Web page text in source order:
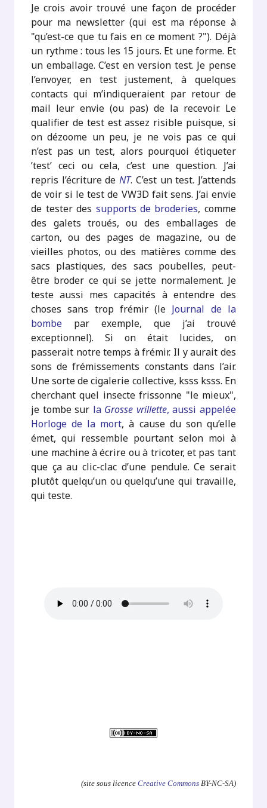
Je crois avoir trouvé une façon de procéder
pour ma newsletter (qui est ma réponse à
"qu’est-ce que tu fais en ce moment ?"). Déjà
un rythme : tous les 15 jours. Et une forme. Et
un emballage. C’est en version test. Je pense
l’envoyer, en test justement, à quelques
contacts qui m’indiqueraient par retour de
mail leur envie (ou pas) de la recevoir. Le
qualifier de test est assez risible puisque, si
on dézoome un peu, je ne vois pas ce qui
n’est pas un test, alors pourquoi étiqueter
’test’ ceci ou cela, c’est une question. J’ai
repris l’écriture deNT. C’est un test. J’attends
de voir si le test de VW3D fait sens. J’ai envie
de tester des supports de broderies, comme
des galets troués, ou des emballages de
carton, ou des pages de magazine, ou de
vieilles photos, ou des matières comme des
sacs plastiques, des sacs poubelles, peut-
être broder ce qui se jette normalement. Je
teste aussi mes capacités à entendre des
choses sans trop frémir (le Journal de la
bombe par exemple, que j’ai trouvé
exceptionnel). Si on était lucides, on
passerait notre temps à frémir. Il y aurait des
sons de frémissements constants dans l’air.
Une sorte de cigalerie collective, ksss ksss. En
cherchant quel insecte frissonne "le mieux",
je tombe sur la Grosse vrillette, aussi appelée
Horloge de la mort, à cause du son qu’elle
émet, qui ressemble pourtant selon moi à
une machine à écrire ou à tricoter, et pas tant
que ça au clic-clac d’une pendule. Ce serait
plutôt quelqu’un ou quelqu’une qui travaille,
qui teste.
(site sous licence Creative CommonsBY-NC-SA)